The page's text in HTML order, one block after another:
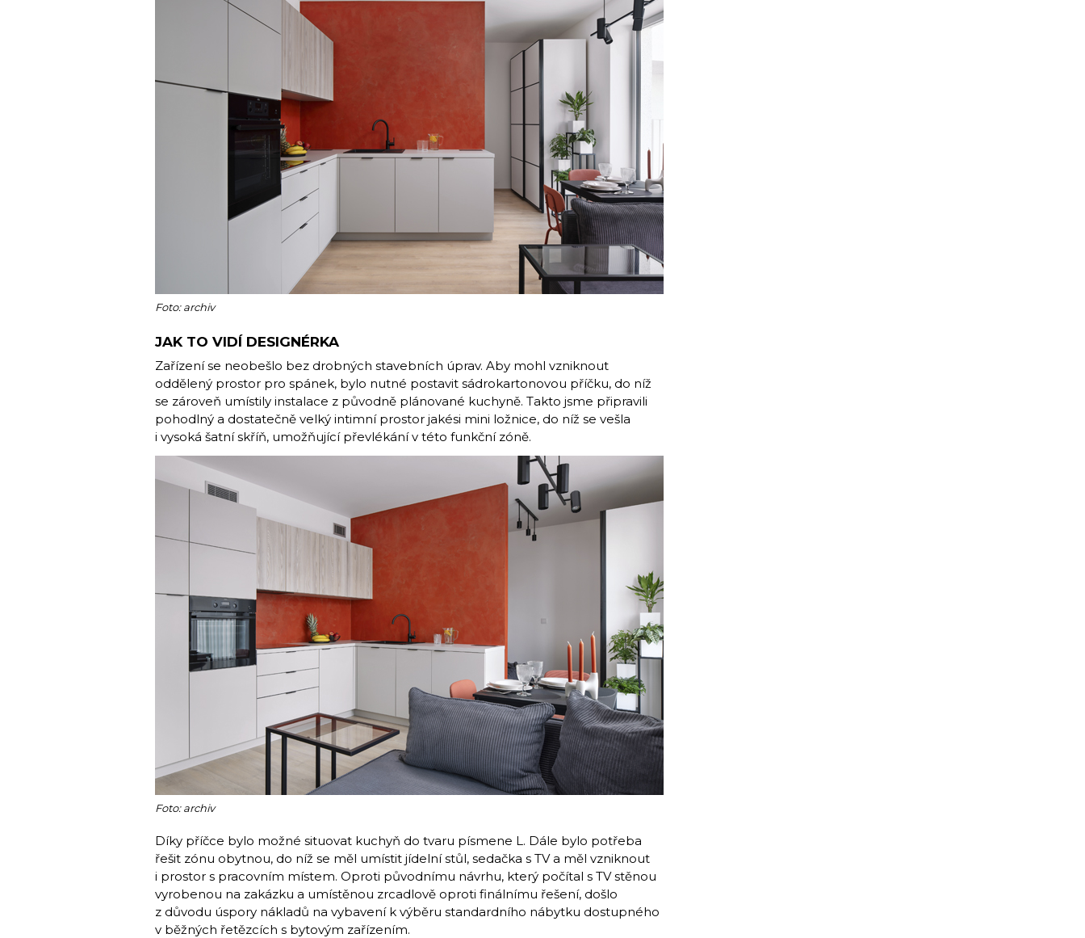
Foto: archiv
JAK TO VIDÍ DESIGNÉRKA
Zařízení se neobešlo bez drobných stavebních úprav. Aby mohl vzniknout
oddělený prostor pro spánek, bylo nutné postavit sádrokartonovou příčku, do níž
se zároveň umístily instalace z pů­vodně plánované kuchyně. Takto jsme připravili
pohodlný a dostatečně velký intimní prostor jakési mini ložnice, do níž se vešla
i vysoká šatní skříň, umožňující převlékání v této funkční zóně.
Foto: archiv
Díky příčce bylo možné situovat kuchyň do tvaru písmene L. Dále bylo potřeba
řešit zónu obytnou, do níž se měl umístit jídelní stůl, sedačka s TV a měl vzniknout
i prostor s pracovním místem. Oproti původnímu návrhu, kte­rý počítal s TV stěnou
vyrobenou na zakázku a umístěnou zrcadlově oproti finálnímu řešení, došlo
z důvodu úspory nákladů na vybavení k výběru standardního nábytku dostupného
v běžných řetězcích s bytovým zařízením.